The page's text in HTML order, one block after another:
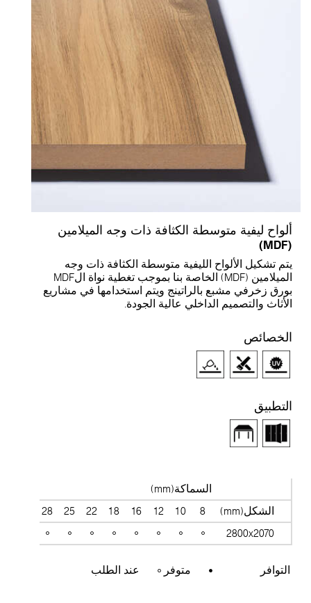
ألواح ليفية متوسطة الكثافة ذات وجه الميلامين
(MDF)
يتم تشكيل الألواح الليفية متوسطة الكثافة ذات وجه
الميلامين (MDF) الخاصة بنا بموجب تغطية نواة الMDF
بورق زخرفي مشبع بالراتينج ويتم استخدامها في مشاريع
الأثاث والتصميم الداخلي عالية الجودة.
الخصائص
التطبيق
السماكة(mm)
الشكل(mm)
8
10
12
16
18
22
25
28
2800x2070
التوافر متوفر عند الطلب